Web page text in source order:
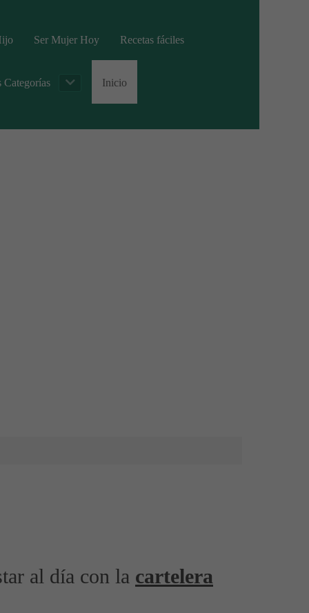
Ser Mujer Hoy Recetas fáciles
Categorías Inicio
al día con la cartelera